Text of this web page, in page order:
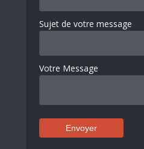
Sujet de votre message
Votre Message